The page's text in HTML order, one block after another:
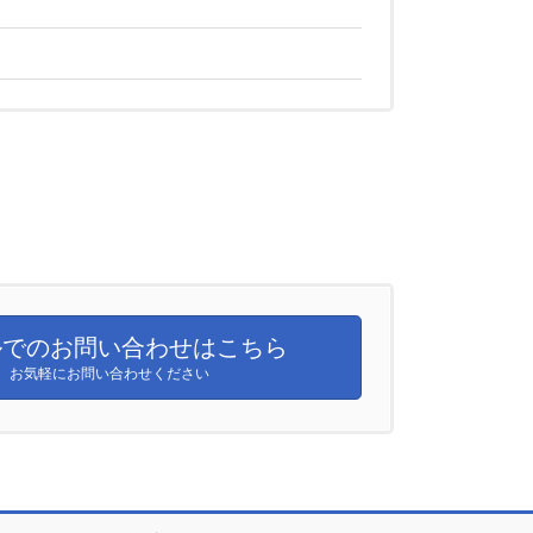
のお問い合わせはこちら
お気軽にお問い合わせください